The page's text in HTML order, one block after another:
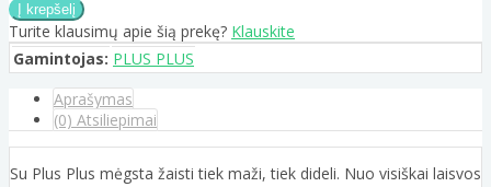
Turite klausimų apie šią prekę? Klauskite
Gamintojas: PLUS PLUS
Aprašymas
(0) Atsiliepimai
Su Plus Plus mėgsta žaisti tiek maži, tiek dideli. Nuo visiškai laisvos